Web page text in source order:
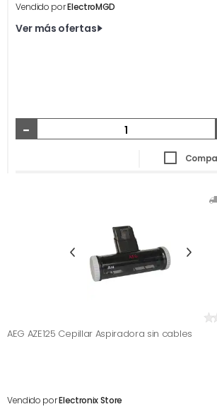
Vendido porElectroMGD
Ver más ofertas
-
AEG AZE125 Cepillar Aspiradora sin cables
Vendido porElectronix Store